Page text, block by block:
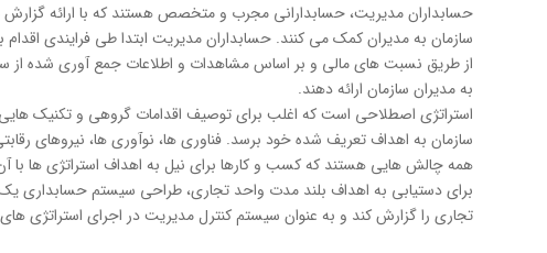
حسابداران مدیریت، حسابدارانی مجرب و متخصص هستند كه با ارائه
سازمان به مدیران كمک می كنند. حسابداران مدیریت ابتدا طی فرایندی
از طریق نسبت های مالی و بر اساس مشاهدات و اطلاعات جمع آوری شده از
به مدیران سازمان ارائه دهند.
استراتژی اصطلاحی است که اغلب برای توصیف اقدامات گروهی و تکنیک
سازمان به اهداف تعریف شده خود برسد. فناوری ها، نوآوری ها، نیروهای
همه چالش هایی هستند که کسب و کارها برای نیل به اهداف استراتژی ها با
برای دستیابی به اهداف بلند مدت واحد تجاری، طراحی سیستم حسابداری یک
تجاری را گزارش كند و به عنوان سیستم کنترل مدیریت در اجرای استراتژی